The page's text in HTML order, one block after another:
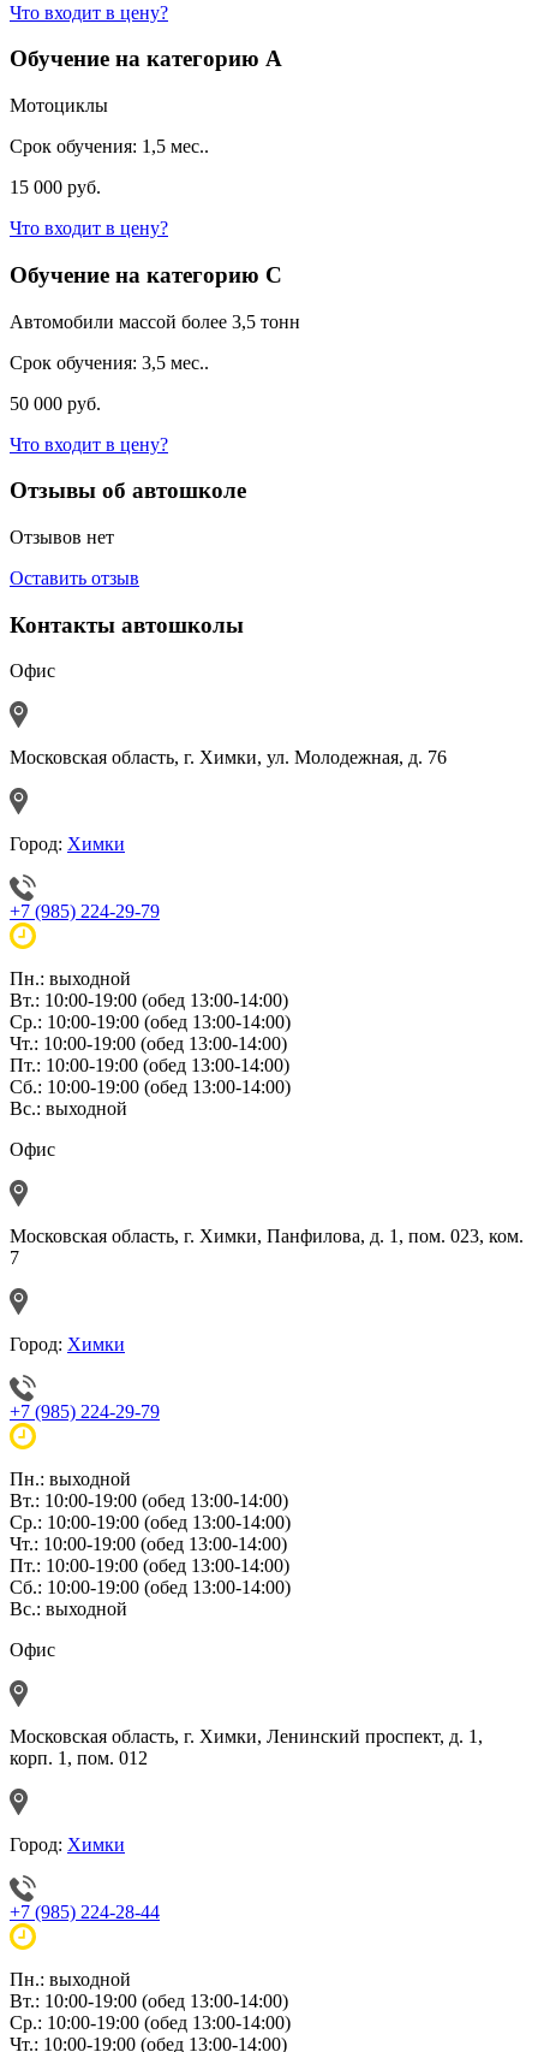
Что входит в цену?
Обучение на категорию A
Мотоциклы
Срок обучения: 1,5 мес..
15 000 руб.
Что входит в цену?
Обучение на категорию C
Автомобили массой более 3,5 тонн
Срок обучения: 3,5 мес..
50 000 руб.
Что входит в цену?
Отзывы об автошколе
Отзывов нет
Оставить отзыв
Контакты автошколы
Офис
Московская область, г. Химки, ул. Молодежная, д. 76
Город: Химки
+7 (985) 224-29-79
Пн.: выходной
Вт.: 10:00-19:00 (обед 13:00-14:00)
Ср.: 10:00-19:00 (обед 13:00-14:00)
Чт.: 10:00-19:00 (обед 13:00-14:00)
Пт.: 10:00-19:00 (обед 13:00-14:00)
Сб.: 10:00-19:00 (обед 13:00-14:00)
Вс.: выходной
Офис
Московская область, г. Химки, Панфилова, д. 1, пом. 023, ком.
7
Город: Химки
+7 (985) 224-29-79
Пн.: выходной
Вт.: 10:00-19:00 (обед 13:00-14:00)
Ср.: 10:00-19:00 (обед 13:00-14:00)
Чт.: 10:00-19:00 (обед 13:00-14:00)
Пт.: 10:00-19:00 (обед 13:00-14:00)
Сб.: 10:00-19:00 (обед 13:00-14:00)
Вс.: выходной
Офис
Московская область, г. Химки, Ленинский проспект, д. 1,
корп. 1, пом. 012
Город: Химки
+7 (985) 224-28-44
Пн.: выходной
Вт.: 10:00-19:00 (обед 13:00-14:00)
Ср.: 10:00-19:00 (обед 13:00-14:00)
Чт.: 10:00-19:00 (обед 13:00-14:00)